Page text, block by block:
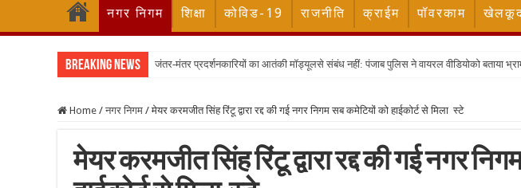
नगर निगम शिक्षा कोविड-19 राजनीति क्राईम पॉवरकाम
Breaking News जंतर-मंतर प्रदर्शनकारियों का आतंकी मॉड्यूलसे संबंध नहीं: पंजाब पुलिस ने वायरल वीडियोको बताया
Home / नगर निगम / मेयर करमजीत सिंह रिंटू द्वारा रद्द की गई नगर निगम सब कमेटियों को हाईकोर्ट से मिला स्टे
मेयर करमजीत सिंह रिंटू द्वारा रद्द की गई नगर